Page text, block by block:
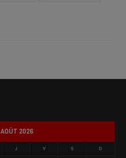
AOÛT 2026
J V S D